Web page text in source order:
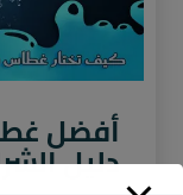
أفضل
دليل